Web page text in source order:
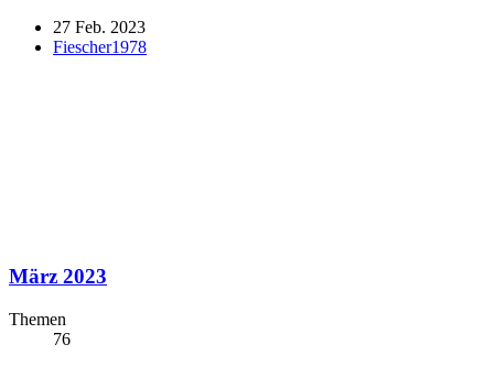
27 Feb. 2023
Fiescher1978
März 2023
Themen
76